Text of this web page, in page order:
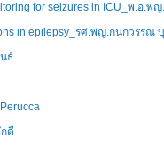
for seizures in ICU_พ.อ.
in epilepsy_รศ.พญ.กนกวรรณ
ธ์
ดี